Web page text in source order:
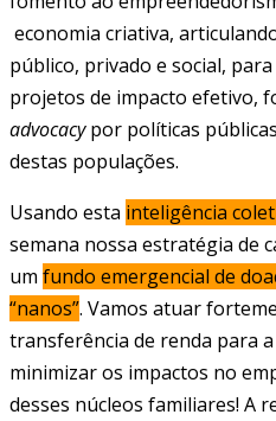
economia criativa,
público, privado e social,
projetos de impacto efetivo,
advocacypor políticas
destas populações.
Usando esta inteligência
semana nossa estratégia de
um fundo emergencial de
“nanos”. Vamos atuar
transferência de renda para
minimizar os impactos no
desses núcleos familiares! A